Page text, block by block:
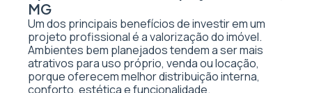
MG
Um dos principais benefícios de investir em um
projeto profissional é a valorização do imóvel.
Ambientes bem planejados tendem a ser mais
atrativos para uso próprio, venda ou locação,
porque oferecem melhor distribuição interna,
conforto, estética e funcionalidade.